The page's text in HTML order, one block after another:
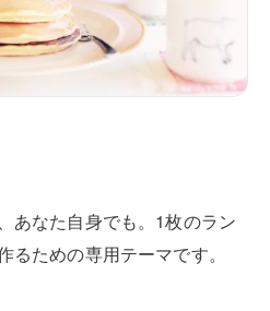
あなた自身でも。1枚のラン
ための専用テーマです。